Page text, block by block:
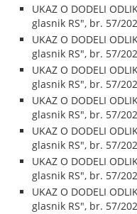
UKAZ O DODELI
glasnik RS", br. 57/
UKAZ O DODELI
glasnik RS", br. 57/
UKAZ O DODELI
glasnik RS", br. 57/
UKAZ O DODELI
glasnik RS", br. 57/
UKAZ O DODELI
glasnik RS", br. 57/
UKAZ O DODELI
glasnik RS", br. 57/
UKAZ O DODELI
glasnik RS", br. 57/